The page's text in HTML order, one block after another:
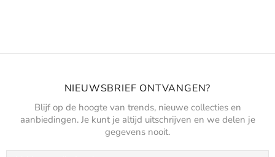
NIEUWSBRIEF ONTVANGEN?
Blijf op de hoogte van trends, nieuwe collecties en
aanbiedingen. Je kunt je altijd uitschrijven en we delen je
gegevens nooit.